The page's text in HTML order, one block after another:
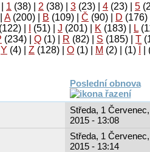
1 (38) 2 (38) 3 (23) 4 (23) 5
A(200) B (109) Č (90) D (176)
(122) (51) J (201) K (183) L
(234) Q (1) R (82) S (185) T
Y (4) Z (128) Ο (1) М (2)
(1)
Poslední obnova
Středa, 1 Červenec,
2015 - 13:08
Středa, 1 Červenec,
2015 - 13:14